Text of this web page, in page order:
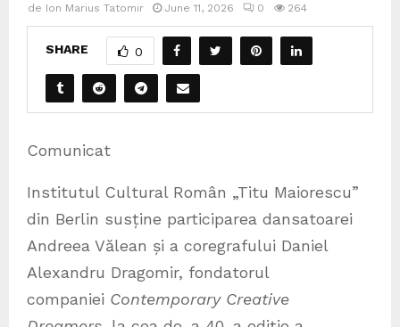
de Ion Marius Tatomir June 11, 2026 0 264
SHARE 0
Comunicat
Institutul Cultural Român „Titu Maiorescu”
din Berlin susține participarea dansatoarei
Andreea Vălean și a coregrafului Daniel
Alexandru Dragomir, fondatorul
companiei Contemporary Creative